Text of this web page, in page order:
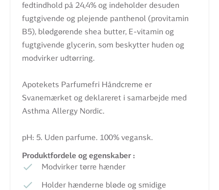
fedtindhold på 24,4% og indeholder desuden
fugtgivende og plejende panthenol (provitamin
B5), blødgørende shea butter, E-vitamin og
fugtgivende glycerin, som beskytter huden og
modvirker udtørring.
Apotekets Parfumefri Håndcreme er
Svanemærket og deklareret i samarbejde med
Asthma Allergy Nordic.
pH: 5. Uden parfume. 100% vegansk.
Produktfordele og egenskaber :
Modvirker tørre hænder
Holder hænderne bløde og smidige